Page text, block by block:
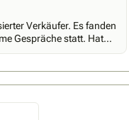
Vor-Ort anzupassen,
Anlage innerhalb von 10-
Wir geben Ihnen eine
als
die zu unserem
Verkäufer. Es fanden
Gespräche statt. Hat